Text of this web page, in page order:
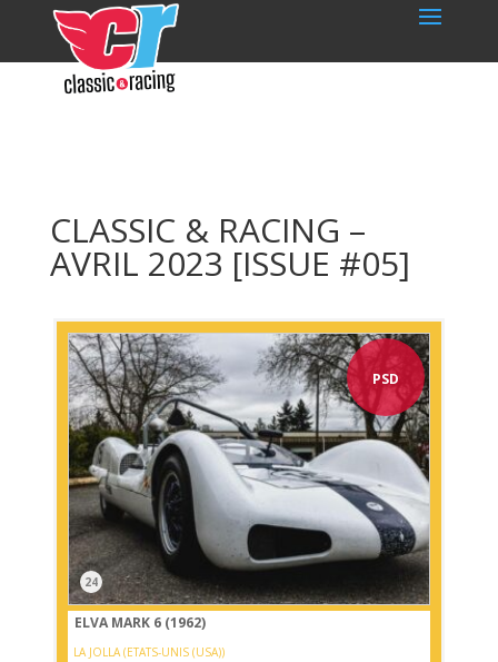
CLASSIC & RACING –
AVRIL 2023 [ISSUE #05]
PSD
24
ELVA MARK 6 (1962)
LA JOLLA (ETATS-UNIS (USA))